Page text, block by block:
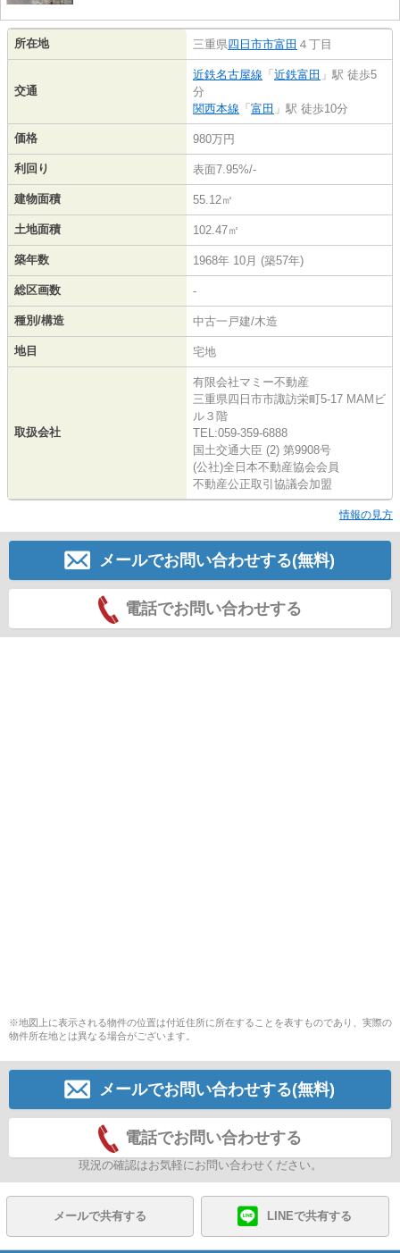
所在地 三重県四日市市富田 ４丁目
交通
近鉄名古屋線 「 近鉄富田 」駅 徒歩5
分
関西本線 「 富田 」駅 徒歩10分
価格 980万円
利回り 表面7.95%/-
建物面積 55.12㎡
土地面積 102.47㎡
築年数 1968年 10月 (築57年)
総区画数 -
種別/構造 中古一戸建/木造
地目 宅地
取扱会社
有限会社マミー不動産
三重県四日市市諏訪栄町5-17 MAMビ
ル３階
TEL:059-359-6888
国土交通大臣 (2) 第9908号
(公社)全日本不動産協会会員
不動産公正取引協議会加盟
情報の見方
メールでお問い合わせする(無料)
電話でお問い合わせする
※地図上に表示される物件の位置は付近住所に所在することを表すものであり、実際の
物件所在地とは異なる場合がございます。
メールでお問い合わせする(無料)
電話でお問い合わせする
現況の確認はお気軽にお問い合わせください。
メールで共有する LINEで共有する